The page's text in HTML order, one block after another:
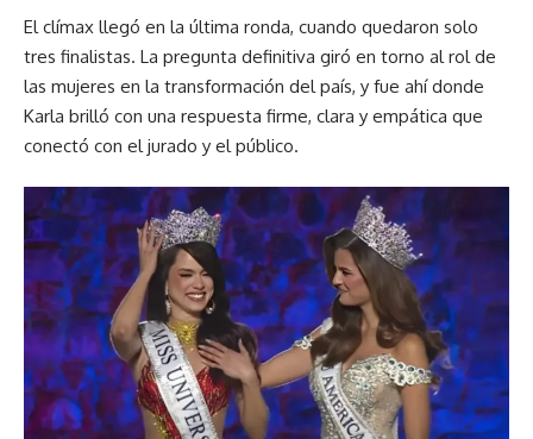
El clímax llegó en la última ronda, cuando quedaron solo
tres finalistas. La pregunta definitiva giró en torno al rol de
las mujeres en la transformación del país, y fue ahí donde
Karla brilló con una respuesta firme, clara y empática que
conectó con el jurado y el público.